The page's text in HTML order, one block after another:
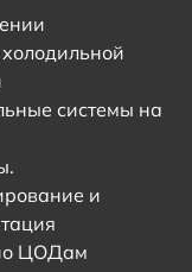
системы на
и
ЦОДам